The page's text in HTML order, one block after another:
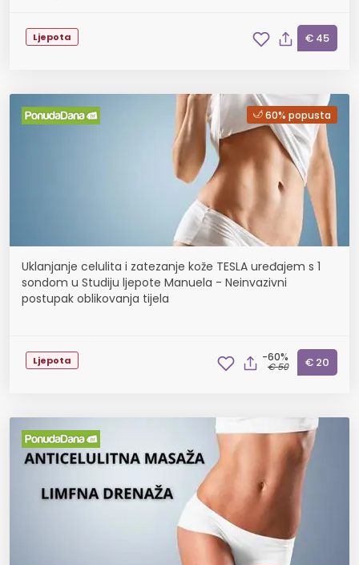
Ljepota € 45
60% popusta
Uklanjanje celulita i zatezanje kože TESLA uređajem s 1
sondom u Studiju ljepote Manuela - Neinvazivni
postupak oblikovanja tijela
Ljepota -60%
€ 50 € 20